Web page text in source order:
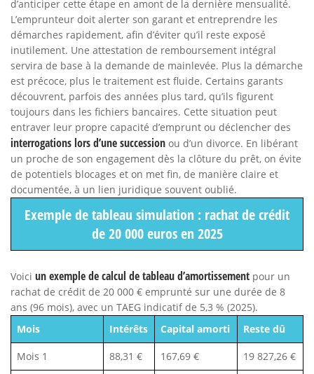
d’anticiper cette étape en amont de la dernière mensualité.
L’emprunteur doit alerter son garant et entreprendre les
démarches rapidement, afin d’éviter qu’il reste exposé
inutilement. Une attestation de remboursement intégral
servira de base à la demande de mainlevée. Plus la démarche
est précoce, plus le traitement est fluide. Certains garants
découvrent, parfois des années plus tard, qu’ils figurent
toujours dans les fichiers bancaires. Cette situation peut
entraver leur propre capacité d’emprunt ou déclencher des
interrogations lors d’une succession ou d’un divorce. En libérant
un proche de son engagement dès la clôture du prêt, on évite
de potentiels blocages et on met fin, de manière claire et
documentée, à un lien juridique souvent oublié.
Exemple de tableau simulation : rachat de crédit
de 20 000 euros en 2025
Voici un exemple de calcul de tableau d’amortissement pour un
rachat de crédit de 20 000 € emprunté sur une durée de 8
ans (96 mois), avec un TAEG indicatif de 5,3 % (2025).
Mois
Intérêts Capital amorti Reste dû
Mois 1 88,31 € 167,69 € 19 827,26 €